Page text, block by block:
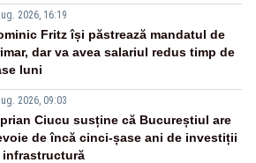
2026, 16:19
Fritz își păstrează mandatul de
dar va avea salariul redus timp de
luni
2026, 09:03
Ciucu susține că Bucureștiul are
de încă cinci-șase ani de investiții
infrastructură